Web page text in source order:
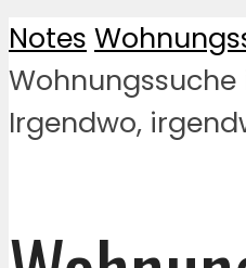
Notes
Wohnungssuche
Irgendwo,